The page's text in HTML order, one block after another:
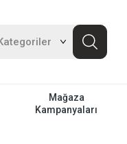
Mağaza
Kampanyaları